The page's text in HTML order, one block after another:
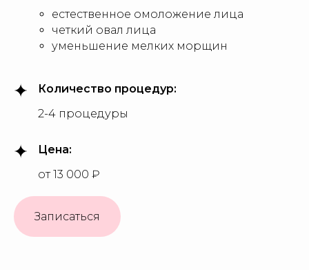
естественное омоложение лица
четкий овал лица
уменьшение мелких морщин
Количество процедур:
2-4 процедуры
Цена:
от 13 000 ₽
Записаться